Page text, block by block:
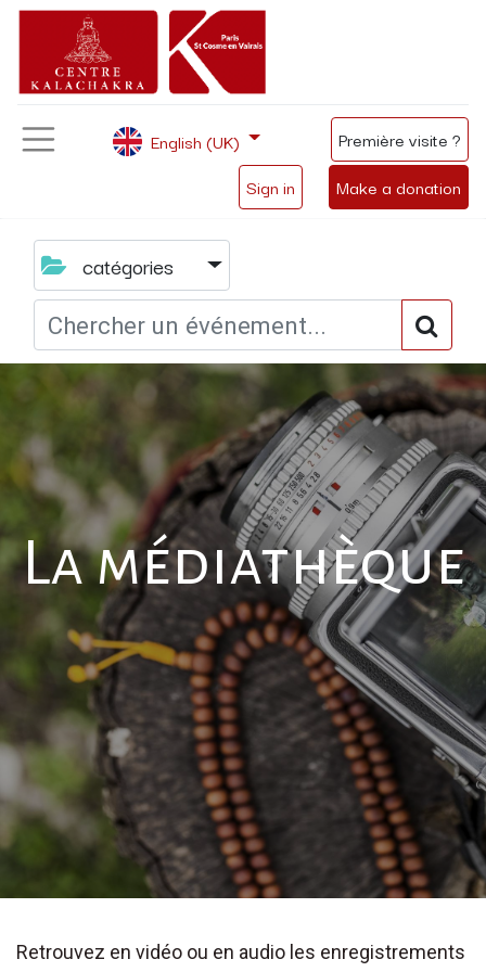
Sign in Make a donation
English (UK) Première visite ?
catégories
La médiathèque
Retrouvez en vidéo ou en audio les enregistrements